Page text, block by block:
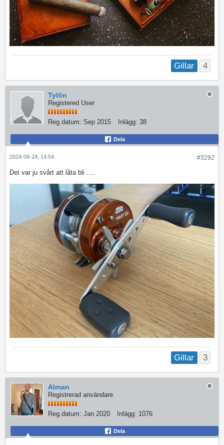
Gillar 4
Tylön
Registered User
Reg.datum: Sep 2015 Inlägg: 38
Dela
#3292
2024-04-24, 14:54
Det var ju svårt att låta bli ....
Gillar 3
Alman
Registrerad användare
Reg.datum: Jan 2020 Inlägg: 1076
Dela